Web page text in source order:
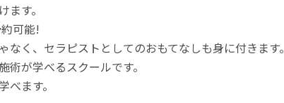
す。
可能!
く、セラピストとしてのおもてなしも身に付きます。
が学べるスクールです。
ます。